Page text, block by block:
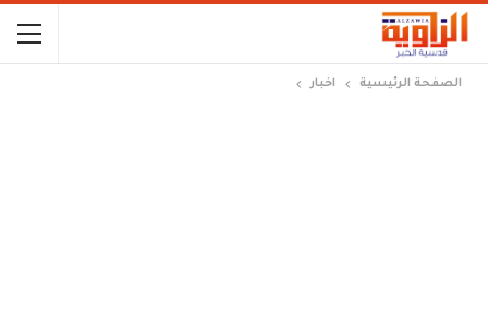
الصفحة الرئيسية اخبار